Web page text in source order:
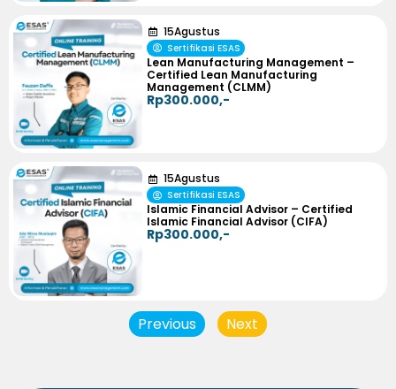
15Agustus
Sertifikasi ESAS
Lean Manufacturing Management –
Certified Lean Manufacturing
Management (CLMM)
Rp300.000,-
15Agustus
Sertifikasi ESAS
Islamic Financial Advisor – Certified
Islamic Financial Advisor (CIFA)
Rp300.000,-
Previous Next